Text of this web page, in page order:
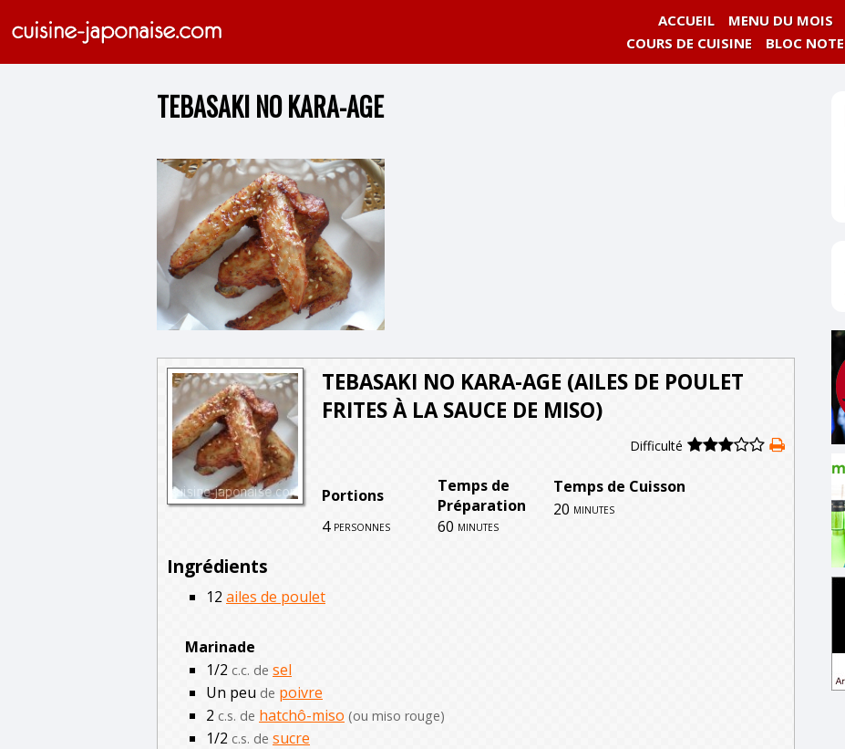
MENU DU MOIS
ACCUEIL
BLOC NOTE
COURS DE CUISINE
TEBASAKI NO KARA-AGE
TEBASAKI NO KARA-AGE (AILES DE POULET
FRITES À LA SAUCE DE MISO)
Difficulté
Portions
Temps de
Préparation
4 personnes 60 minutes
Temps de Cuisson
20 minutes
Ingrédients
12ailes de poulet
Marinade
1/2 c.c. de sel
Un peu de poivre
2 c.s. de hatchô-miso (ou miso rouge)
1/2 c.s. de sucre